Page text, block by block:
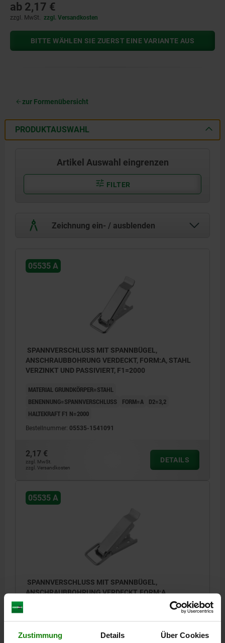
Zustimmung Details Über Cookies
ab 2,17 €
zzgl. MwSt. zzgl. Versandkosten
BITTE WÄHLEN SIE ZUERST EINE VARIANTE AUS
zur Formenübersicht
PRODUKTAUSWAHL
Artikel Auswahl eingrenzen
FILTER
Zeichnung ein- / ausblenden
05535 A
SPANNVERSCHLUSS MIT SPANNBÜGEL,
ANSCHRAUBBOHRUNG VERDECKT, FORM:A, STAHL
VERZINKT UND PASSIVIERT, F1=2000
MATERIAL GRUNDKÖRPER=STAHL
BENENNUNG=SPANNVERSCHLUSS
FORM=A
D2=3,2
HALTEKRAFT F1 N=2000
Bestellnummer: 05535-1541091
2,17 €
zzgl. MwSt.
zzgl. Versandkosten
DETAILS
05535 A
SPANNVERSCHLUSS MIT SPANNBÜGEL,
ANSCHRAUBBOHRUNG VERDECKT, FORM:A,
BENENNUNG=SPANNVERSCHLUSS
FORM=A
D2=3,2